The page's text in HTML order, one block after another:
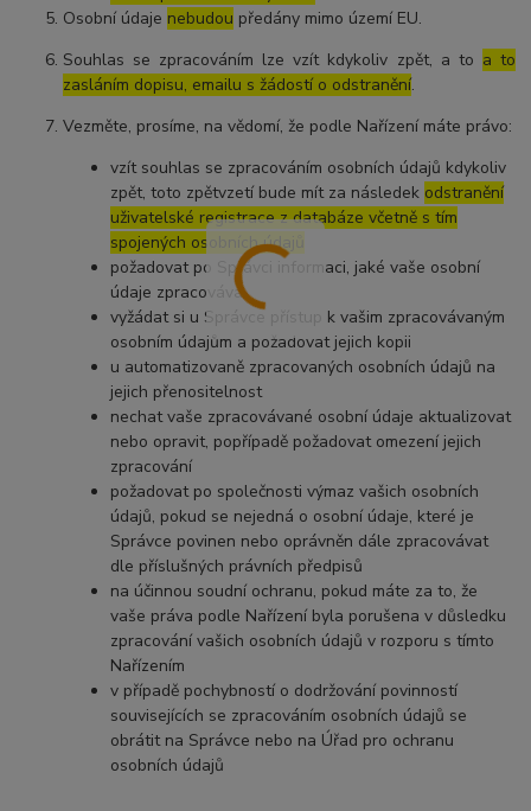
Osobní údaje nebudou předány mimo území EU.
Souhlas se zpracováním lze vzít kdykoliv zpět, a to a to
zasláním dopisu, emailu s žádostí o odstranění.
Vezměte, prosíme, na vědomí, že podle Nařízení máte právo:
vzít souhlas se zpracováním osobních údajů kdykoliv
zpět, toto zpětvzetí bude mít za následek odstranění
uživatelské registrace z databáze včetně s tím
spojených osobních údajů
požadovat po Správci informaci, jaké vaše osobní
údaje zpracovává
vyžádat si u Správce přístup k vašim zpracovávaným
osobním údajům a požadovat jejich kopii
u automatizovaně zpracovaných osobních údajů na
jejich přenositelnost
nechat vaše zpracovávané osobní údaje aktualizovat
nebo opravit, popřípadě požadovat omezení jejich
zpracování
požadovat po společnosti výmaz vašich osobních
údajů, pokud se nejedná o osobní údaje, které je
Správce povinen nebo oprávněn dále zpracovávat
dle příslušných právních předpisů
na účinnou soudní ochranu, pokud máte za to, že
vaše práva podle Nařízení byla porušena v důsledku
zpracování vašich osobních údajů v rozporu s tímto
Nařízením
v případě pochybností o dodržování povinností
souvisejících se zpracováním osobních údajů se
obrátit na Správce nebo na Úřad pro ochranu
osobních údajů